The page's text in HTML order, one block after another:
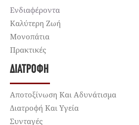
Ενδιαφέροντα
Καλύτερη Ζωή
Μονοπάτια
Πρακτικές
ΔΙΑΤΡΟΦΉ
Αποτοξίνωση Και Αδυνάτισμα
Διατροφή Και Υγεία
Συνταγές